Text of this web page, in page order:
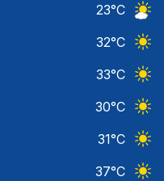
23°C
32°C
33°C
30°C
31°C
37°C